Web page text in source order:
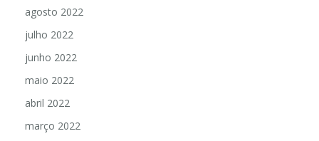
agosto 2022
julho 2022
junho 2022
maio 2022
abril 2022
março 2022